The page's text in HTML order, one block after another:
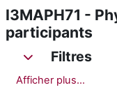
I3MAPH71 -
participants
Filtres
Filtres Filtres
Afficher plus…